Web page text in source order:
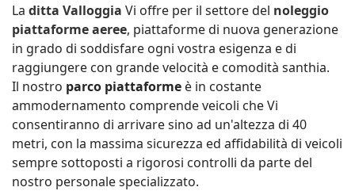
La ditta Valloggia Vi offre per il settore del noleggio
piattaforme aeree, piattaforme di nuova generazione
in grado di soddisfare ogni vostra esigenza e di
raggiungere con grande velocità e comodità santhia.
Il nostro parco piattaforme è in costante
ammodernamento comprende veicoli che Vi
consentiranno di arrivare sino ad un'altezza di 40
metri, con la massima sicurezza ed affidabilità di veicoli
sempre sottoposti a rigorosi controlli da parte del
nostro personale specializzato.